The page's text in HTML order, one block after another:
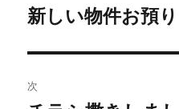
稿
ビ
過
の
投
稿:
新しい物件お預
次